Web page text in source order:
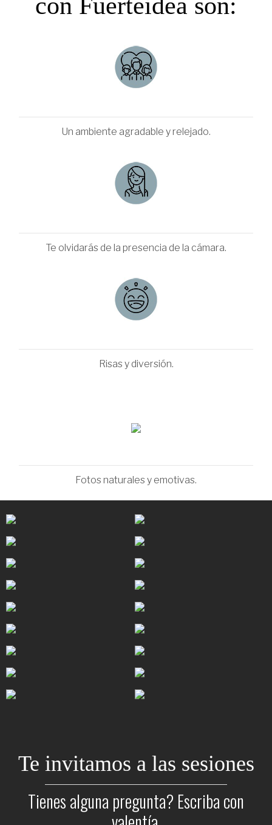
Un ambiente agradable y relejado.
Te olvidarás de la presencia de la cámara.
Risas y diversión.
Fotos naturales y emotivas.
Te invitamos a las sesiones
Tienes alguna pregunta? Escriba con